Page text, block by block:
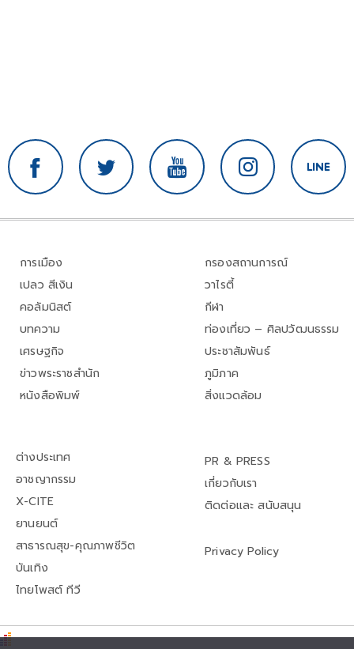
การเมือง
เปลว สีเงิน
คอลัมนิสต์
บทความ
เศรษฐกิจ
ข่าวพระราชสำนัก
หนังสือพิมพ์
กรองสถานการณ์
วาไรตี้
กีฬา
ท่องเที่ยว – ศิลปวัฒนธรรม
ประชาสัมพันธ์
ภูมิภาค
สิ่งแวดล้อม
ต่างประเทศ
อาชญากรรม
X-CITE
ยานยนต์
สาธารณสุข-คุณภาพชีวิต
บันเทิง
ไทยโพสต์ ทีวี
PR & PRESS
เกี่ยวกับเรา
ติดต่อและ สนับสนุน
Privacy Policy